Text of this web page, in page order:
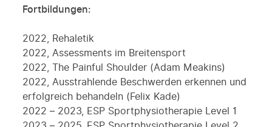
Fortbildungen:
2022, Rehaletik
2022, Assessments im Breitensport
2022, The Painful Shoulder (Adam Meakins)
2022, Ausstrahlende Beschwerden erkennen und
erfolgreich behandeln (Felix Kade)
2022 – 2023, ESP Sportphysiotherapie Level 1